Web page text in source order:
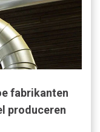
fabrikanten
produceren